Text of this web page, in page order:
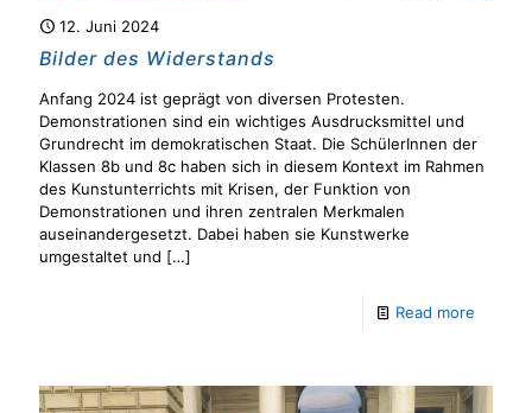
12. Juni 2024
Bilder des Widerstands
Anfang 2024 ist geprägt von diversen Protesten.
Demonstrationen sind ein wichtiges Ausdrucksmittel und
Grundrecht im demokratischen Staat. Die SchülerInnen der
Klassen 8b und 8c haben sich in diesem Kontext im Rahmen
des Kunstunterrichts mit Krisen, der Funktion von
Demonstrationen und ihren zentralen Merkmalen
auseinandergesetzt. Dabei haben sie Kunstwerke
umgestaltet und […]
Read more